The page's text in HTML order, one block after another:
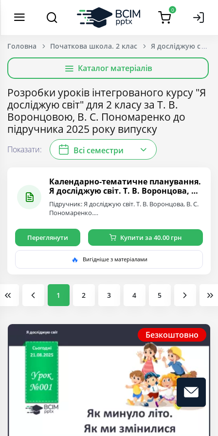
0
Головна Початкова школа. 2 клас Я досліджую світ
Каталог матеріалів
Розробки уроків інтегрованого курсу "Я
досліджую світ" для 2 класу за Т. В.
Воронцовою, В. С. Пономаренко до
підручника 2025 року випуску
Показати: Всі семестри
Календарно-тематичне планування.
Я досліджую світ. Т. В. Воронцова, В.
С. Пономаренко. 2 клас.
Підручник: Я досліджую світ. Т. В. Воронцова, В. С.
Пономаренко.…
Переглянути Купити за 40.00 грн
🔥 Вигідніше з матеріалами
1 2 3 4 5
Безкоштовно